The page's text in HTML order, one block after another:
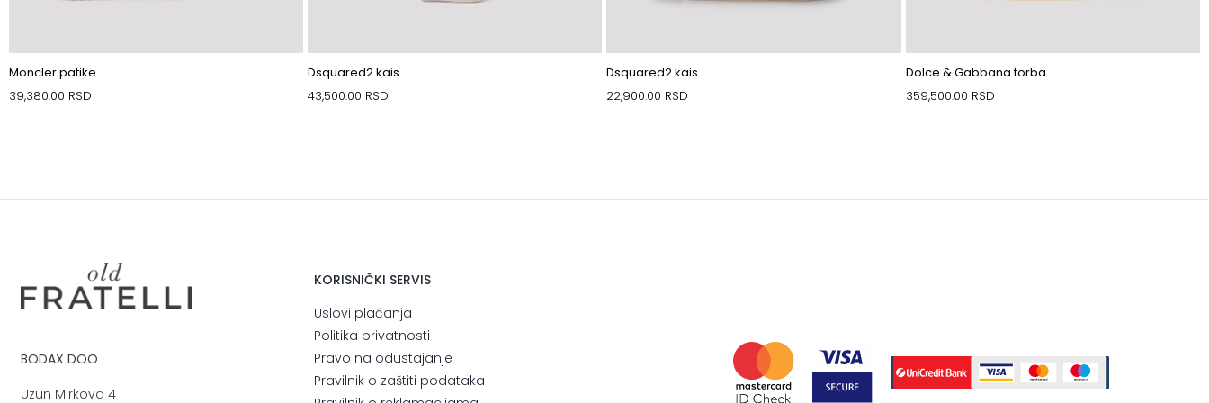
Moncler patike
39,380.00 RSD
Dsquared2 kais
43,500.00 RSD
Dsquared2 kais
22,900.00 RSD
Dolce & Gabbana torba
359,500.00 RSD
BODAX DOO
Uzun Mirkova 4
KORISNIČKI SERVIS
Uslovi plaćanja
Politika privatnosti
Pravo na odustajanje
Pravilnik o zaštiti podataka